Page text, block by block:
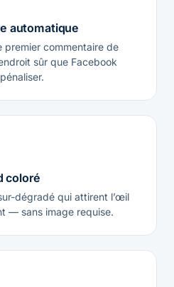
automatique
premier commentaire de
sûr que Facebook
coloré
dégradé qui attirent l’œil
— sans image requise.